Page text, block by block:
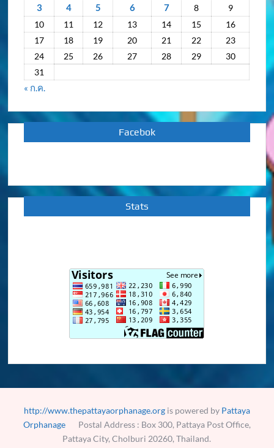
3
4 5 6 7 8
9
10
11 12 13 14 15
16
17
18 19 20 21 22
23
24
25 26 27 28 29
30
31
« ก.ค.
Facebok
Stats
http://www.thepattayaorphanage.orgis powered by Pattaya
OrphanagePostal Address : Box 300, Pattaya Post Office,
Pattaya City, Cholburi 20260, Thailand.